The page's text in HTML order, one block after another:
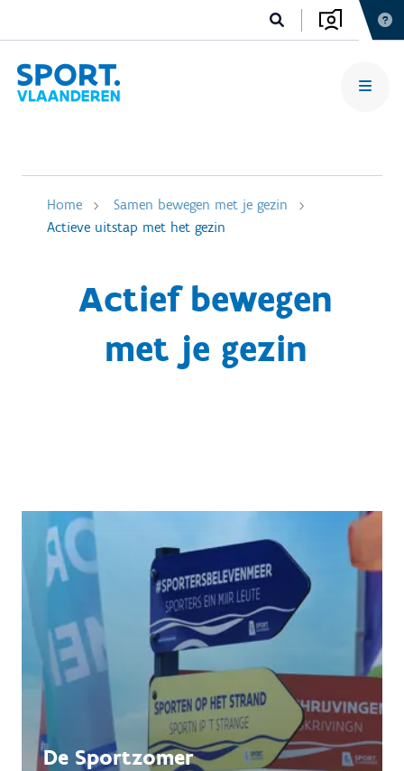
Home
Samen bewegen met je gezin
Actieve uitstap met het gezin
Actief bewegen
met je gezin
De Sportzomer